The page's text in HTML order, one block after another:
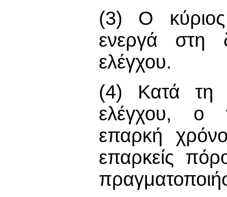
(3) Ο κύριος
ενεργά στη
ελέγχου.
(4) Κατά τη
ελέγχου, ο
επαρκή
επαρκείς